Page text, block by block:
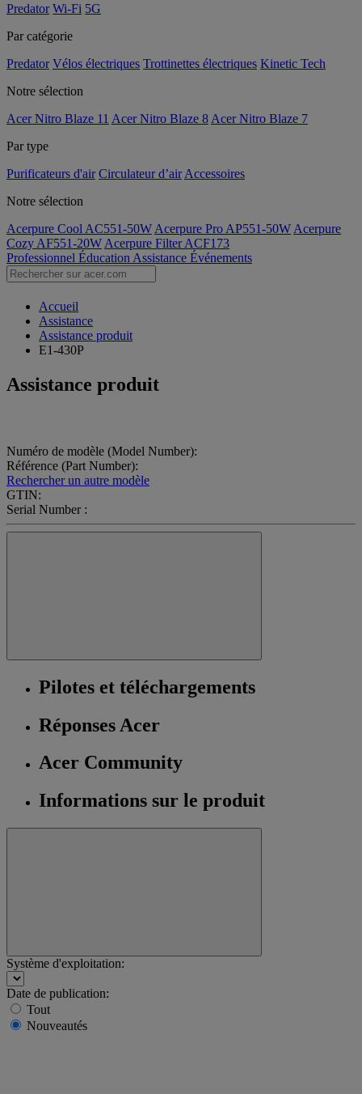
Predator Wi-Fi 5G
Par catégorie
Predator Vélos électriques Trottinettes électriques Kinetic Tech
Notre sélection
Acer Nitro Blaze 11 Acer Nitro Blaze 8 Acer Nitro Blaze 7
Par type
Purificateurs d'air Circulateur d’air Accessoires
Notre sélection
Acerpure Cool AC551-50W Acerpure Pro AP551-50W Acerpure
Cozy AF551-20W Acerpure Filter ACF173
Professionnel Éducation Assistance Événements
Accueil
Assistance
Assistance produit
E1-430P
Assistance produit
Numéro de modèle (Model Number):
Référence (Part Number):
Rechercher un autre modèle
GTIN:
Serial Number :
Pilotes et téléchargements
Réponses Acer
Acer Community
Informations sur le produit
Système d'exploitation:
Date de publication:
Tout
Nouveautés